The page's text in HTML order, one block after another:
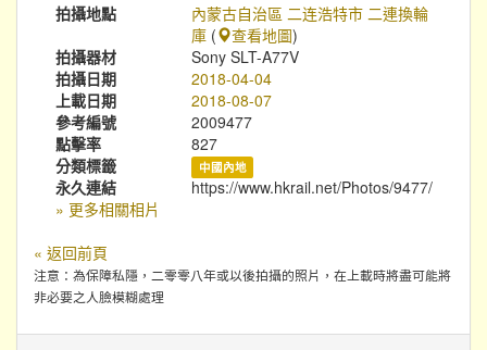
拍攝地點
內蒙古自治區 二连浩特市 二連換輪
庫 ( 查看地圖)
拍攝器材
Sony SLT-A77V
拍攝日期
2018-04-04
上載日期
2018-08-07
參考編號
2009477
點擊率
827
分類標籤
中國內地
永久連結
https://www.hkrail.net/Photos/9477/
» 更多相關相片
« 返回前頁
注意：為保障私隱，二零零八年或以後拍攝的照片，在上載時將盡可能將
非必要之人臉模糊處理